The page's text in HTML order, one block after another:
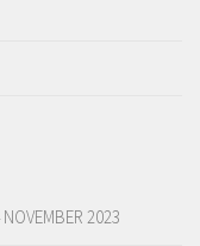
2023